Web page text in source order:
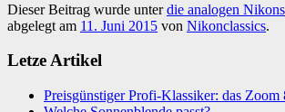
Dieser Beitrag wurde unterdie analogen Nikons
abgelegt am 11. Juni 2015 von Nikonclassics.
Letze Artikel
Preisgünstiger Profi-Klassiker: das Zoom